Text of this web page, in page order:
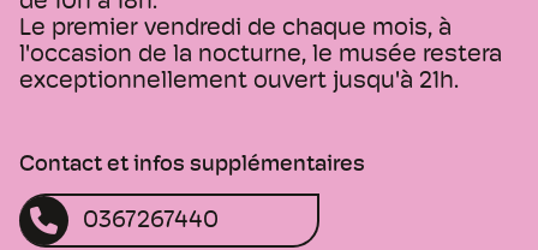
Le premier vendredi de chaque mois, à
l'occasion de la nocturne, le musée restera
exceptionnellement ouvert jusqu'à 21h.
Contact et infos supplémentaires
0367267440